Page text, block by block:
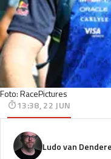
Foto: RacePictures
13:38, 22 JUN
Ludo van